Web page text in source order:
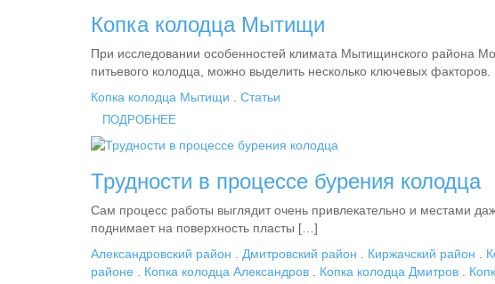
Копка колодца Мытищи
При исследовании особенностей климата Мытищинского района
питьевого колодца, можно выделить несколько ключевых
Копка колодца Мытищи . Статьи
ПОДРОБНЕЕ
Трудности в процессе бурения колодца
Сам процесс работы выглядит очень привлекательно и местами
поднимает на поверхность пласты […]
Александровский район
Дмитровский район Киржачский район
районе
Копка колодца Александров Копка колодца Дмитров